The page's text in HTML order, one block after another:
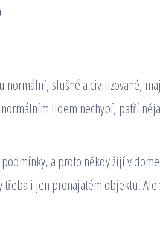
normální, slušné a civilizované,
lidem nechybí, patří
a proto někdy žijí v
třeba i jen pronajatém objektu.